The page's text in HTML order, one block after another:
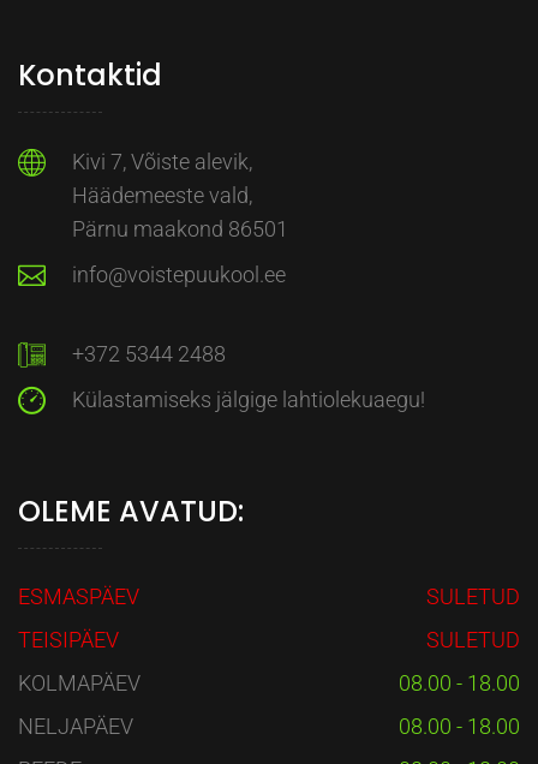
Kontaktid
Kivi 7, Võiste alevik,
Häädemeeste vald,
Pärnu maakond 86501
info@voistepuukool.ee
+372 5344 2488
Külastamiseks jälgige lahtiolekuaegu!
OLEME AVATUD:
ESMASPÄEV
SULETUD
TEISIPÄEV
SULETUD
KOLMAPÄEV
08.00 - 18.00
NELJAPÄEV
08.00 - 18.00